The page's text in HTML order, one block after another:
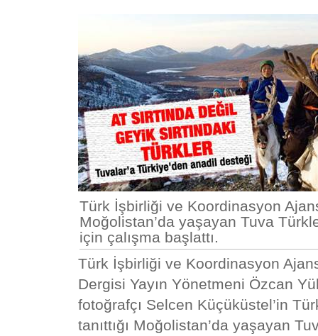
Türk İşbirliği ve Koordinasyon
Moğolistan’da yaşayan Tuva
için çalışma başlattı.
Türk İşbirliği ve Koordinasyon
Dergisi Yayın Yönetmeni Özcan
fotoğrafçı Selcen Küçüküstel’in
tanıttığı Moğolistan’da yaşayan